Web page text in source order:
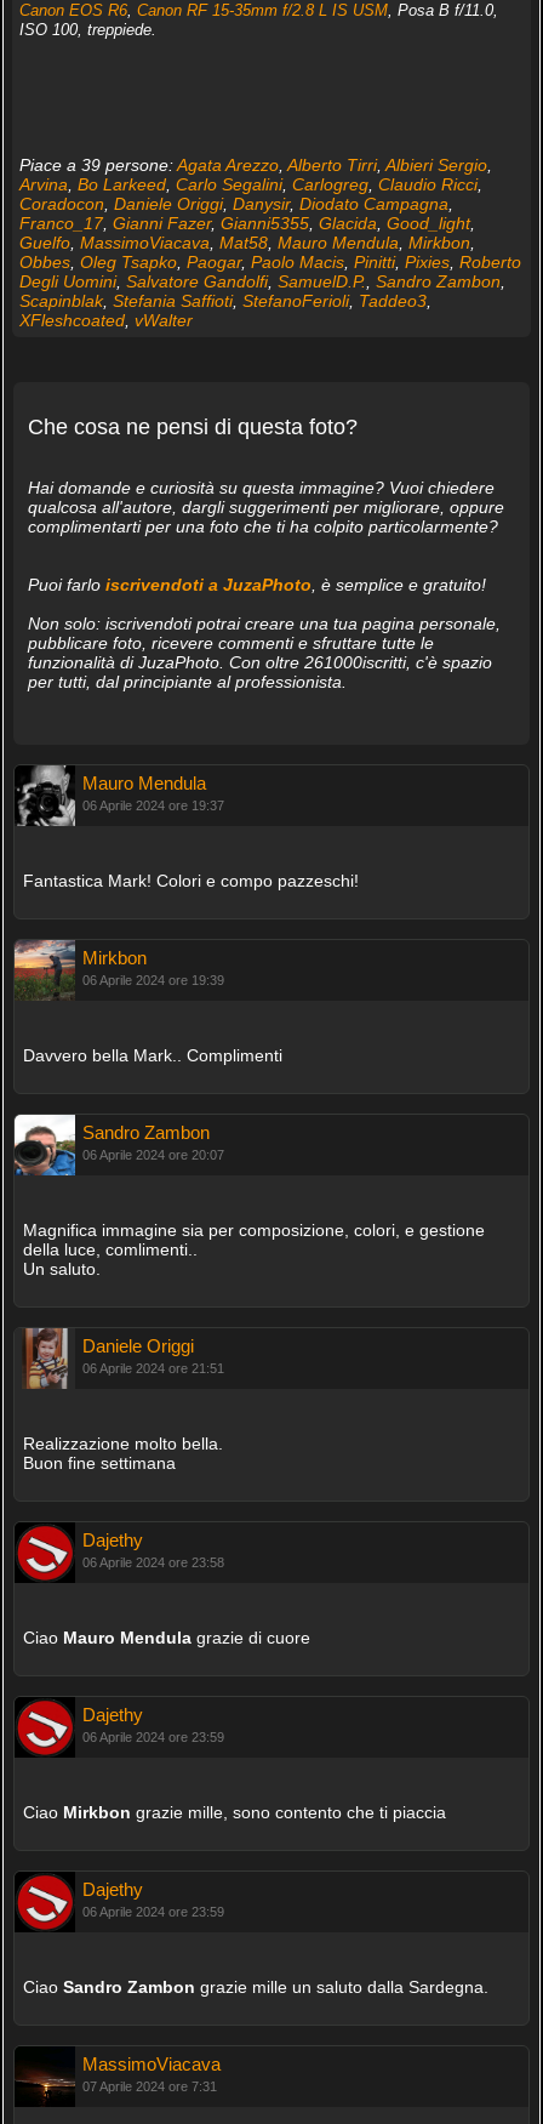
Canon EOS R6, Canon RF 15-35mm f/2.8 L IS USM, Posa B f/11.0,
ISO 100, treppiede.
Piace a 39 persone:Agata Arezzo, Alberto Tirri, Albieri Sergio,
Arvina Bo Larkeed, Carlo Segalini, Carlogreg, Claudio Ricci,
Coradocon Daniele Origgi, Danysir, Diodato Campagna
Franco_17, Gianni Fazer, Gianni5355, Glacida Good_light,
Guelfo, MassimoViacava Mat58, Mauro Mendula Mirkbon
Obbes, Oleg Tsapko, Paogar, Paolo Macis, Pinitti, Pixies, Roberto
Degli Uomini, Salvatore Gandolfi, SamuelD.P. Sandro Zambon
Scapinblak, Stefania Saffioti, StefanoFerioli, Taddeo3,
XFleshcoated, vWalter
Che cosa ne pensi di questa foto?
Hai domande e curiosità su questa immagine? Vuoi chiedere
qualcosa all'autore, dargli suggerimenti per migliorare, oppure
complimentarti per una foto che ti ha colpito particolarmente?
Puoi farlo iscrivendoti a JuzaPhoto , è semplice e gratuito!
Non solo: iscrivendoti potrai creare una tua pagina personale,
pubblicare foto, ricevere commenti e sfruttare tutte le
funzionalità di JuzaPhoto. Con oltre 261000iscritti, c'è spazio
per tutti, dal principiante al professionista.
Mauro Mendula
06 Aprile 2024 ore 19:37
Fantastica Mark! Colori e compo pazzeschi!
Mirkbon
06 Aprile 2024 ore 19:39
Davvero bella Mark.. Complimenti
Sandro Zambon
06 Aprile 2024 ore 20:07
Magnifica immagine sia per composizione, colori, e gestione
della luce, comlimenti..
Un saluto.
Daniele Origgi
06 Aprile 2024 ore 21:51
Realizzazione molto bella.
Buon fine settimana
Dajethy
06 Aprile 2024 ore 23:58
Ciao Mauro Mendulagrazie di cuore
Dajethy
06 Aprile 2024 ore 23:59
Ciao Mirkbon grazie mille, sono contento che ti piaccia
Dajethy
06 Aprile 2024 ore 23:59
Ciao Sandro Zambon grazie mille un saluto dalla Sardegna.
MassimoViacava
07 Aprile 2024 ore 7:31